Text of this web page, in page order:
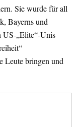
Sie wurde für all
Bayerns und
US-„Elite“-Unis
Leute bringen und